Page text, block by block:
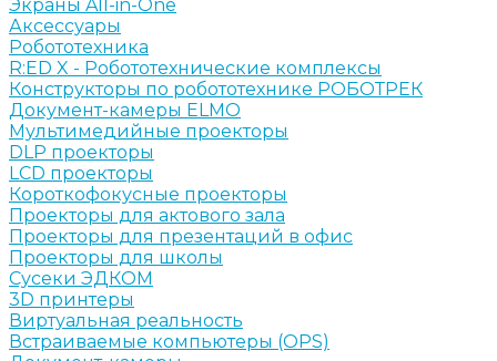
Экраны All-in-One
Аксессуары
Робототехника
R:ED X - Робототехнические комплексы
Конструкторы по робототехнике РОБОТРЕК
Документ-камеры ELMO
Мультимедийные проекторы
DLP проекторы
LCD проекторы
Короткофокусные проекторы
Проекторы для актового зала
Проекторы для презентаций в офис
Проекторы для школы
Сусеки ЭДКОМ
3D принтеры
Виртуальная реальность
Встраиваемые компьютеры (OPS)